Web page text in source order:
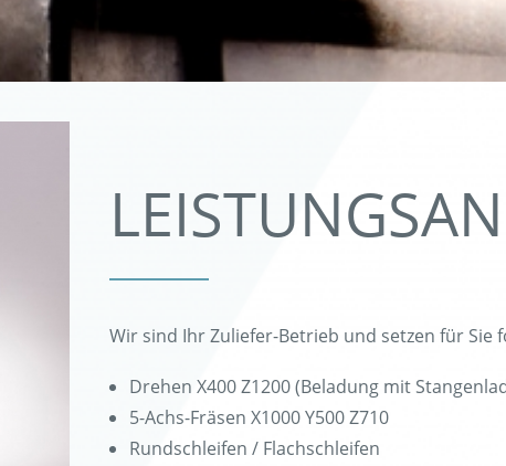
Wir sind Ihr Zuliefer-Betrieb und setzen für Sie
Drehen X400 Z1200 (Beladung mit
5-Achs-Fräsen X1000 Y500 Z710
Rundschleifen / Flachschleifen